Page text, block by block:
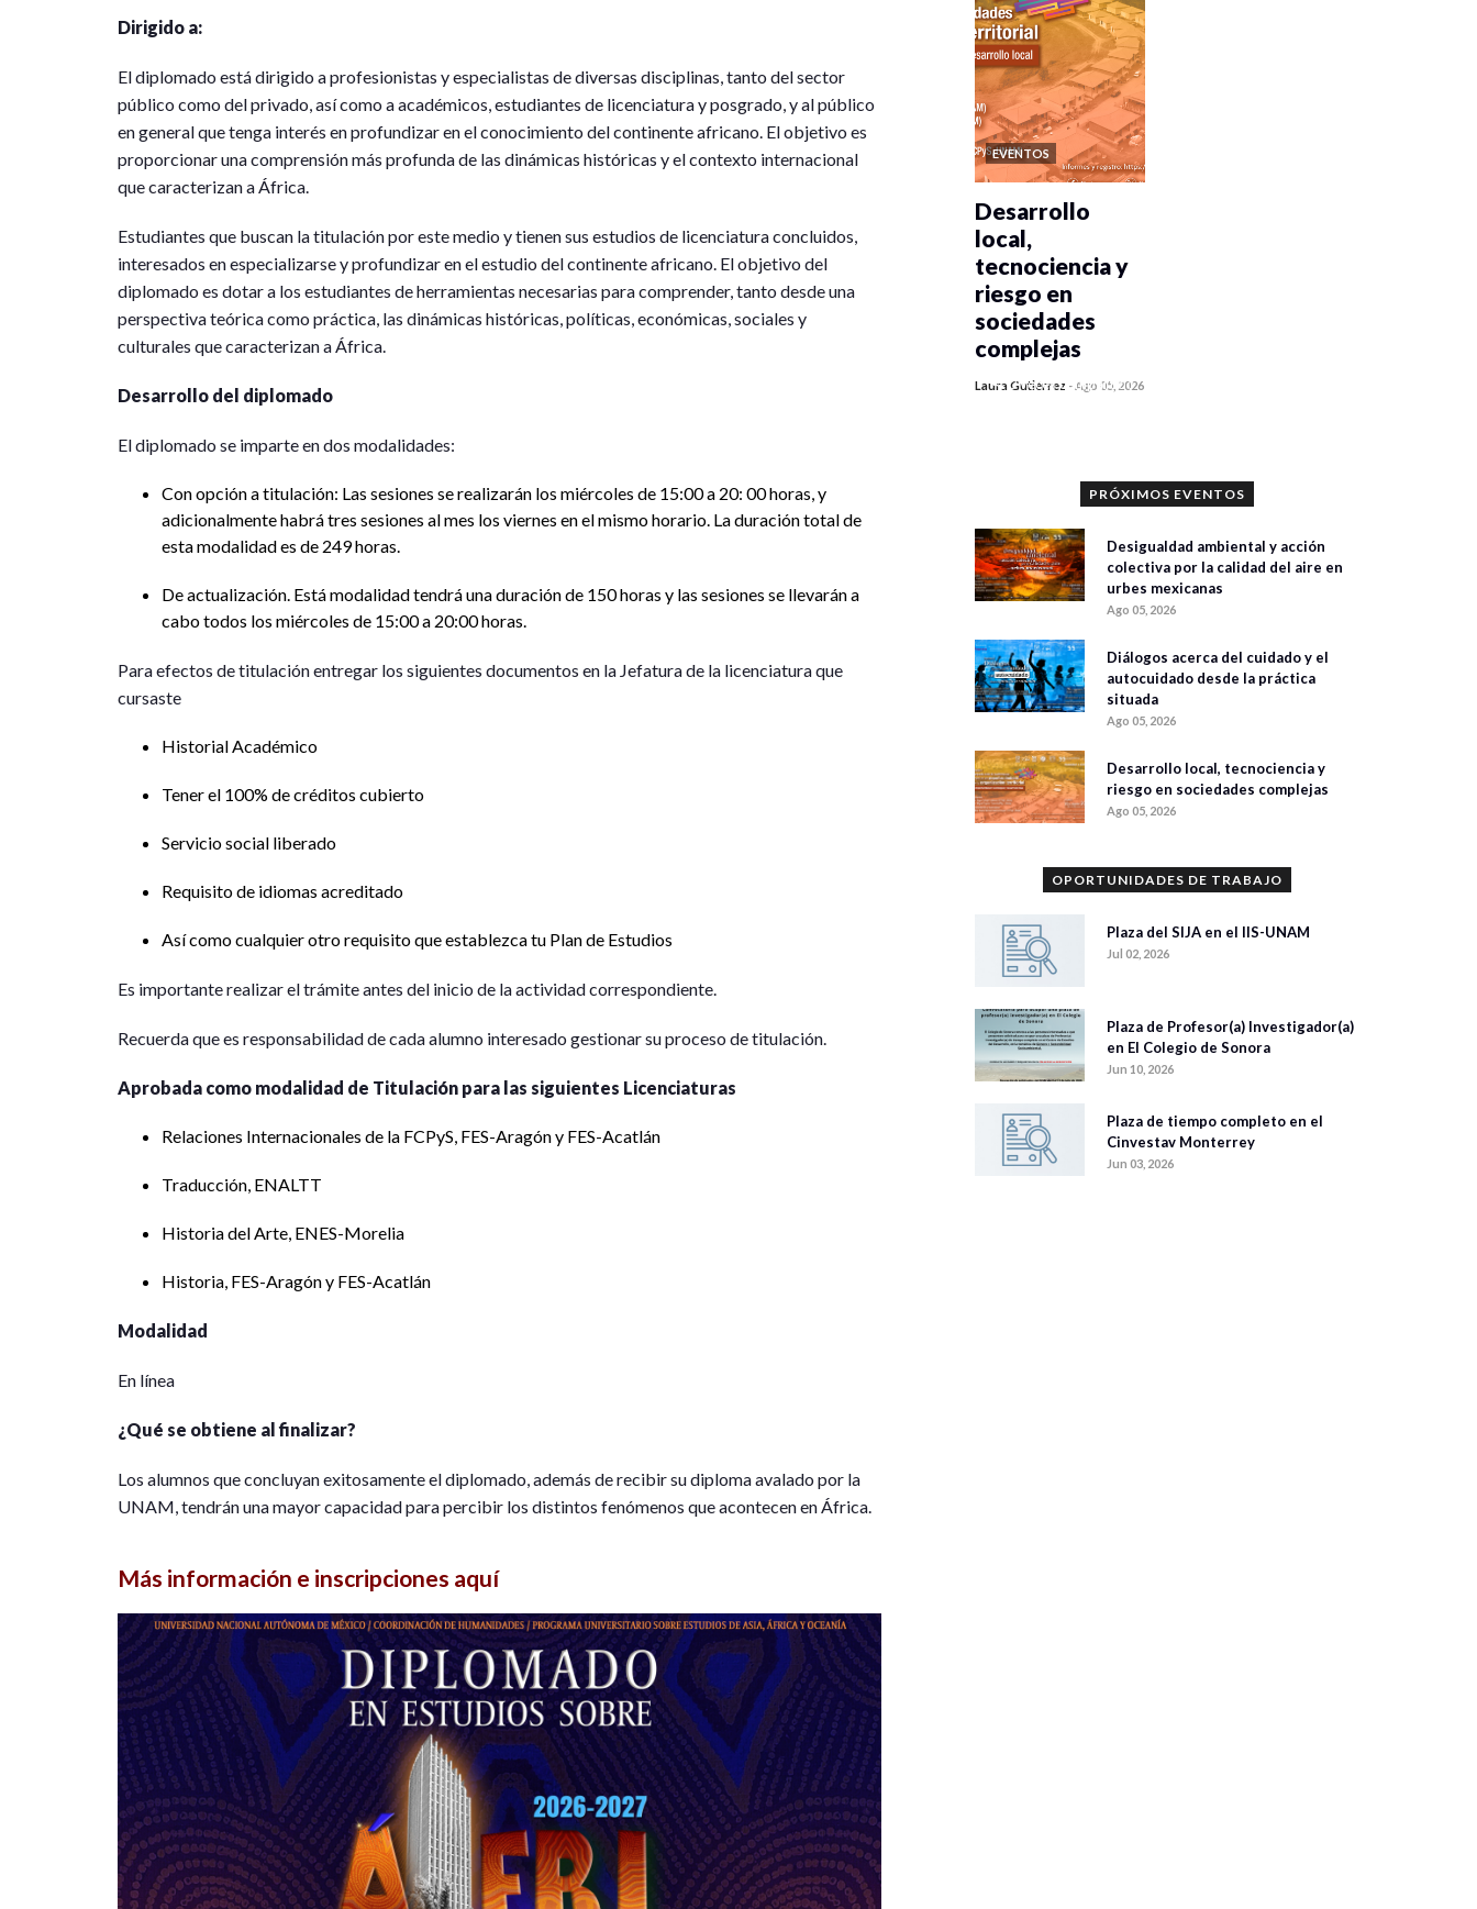
Dirigido a:
El diplomado está dirigido a profesionistas y especialistas de diversas disciplinas, tanto del sector
público como del privado, así como a académicos, estudiantes de licenciatura y posgrado, y al público
en general que tenga interés en profundizar en el conocimiento del continente africano. El objetivo es
proporcionar una comprensión más profunda de las dinámicas históricas y el contexto internacional
que caracterizan a África.
Estudiantes que buscan la titulación por este medio y tienen sus estudios de licenciatura concluidos,
interesados en especializarse y profundizar en el estudio del continente africano. El objetivo del
diplomado es dotar a los estudiantes de herramientas necesarias para comprender, tanto desde una
perspectiva teórica como práctica, las dinámicas históricas, políticas, económicas, sociales y
culturales que caracterizan a África.
Desarrollo del diplomado
El diplomado se imparte en dos modalidades:
Con opción a titulación: Las sesiones se realizarán los miércoles de 15:00 a 20: 00 horas, y
adicionalmente habrá tres sesiones al mes los viernes en el mismo horario. La duración total de
esta modalidad es de 249 horas.
De actualización. Está modalidad tendrá una duración de 150 horas y las sesiones se llevarán a
cabo todos los miércoles de 15:00 a 20:00 horas.
Para efectos de titulación entregar los siguientes documentos en la Jefatura de la licenciatura que
cursaste
Historial Académico
Tener el 100% de créditos cubierto
Servicio social liberado
Requisito de idiomas acreditado
Así como cualquier otro requisito que establezca tu Plan de Estudios
Es importante realizar el trámite antes del inicio de la actividad correspondiente.
Recuerda que es responsabilidad de cada alumno interesado gestionar su proceso de titulación.
Aprobada como modalidad de Titulación para las siguientes Licenciaturas
Relaciones Internacionales de la FCPyS, FES-Aragón y FES-Acatlán
Traducción, ENALTT
Historia del Arte, ENES-Morelia
Historia, FES-Aragón y FES-Acatlán
Modalidad
En línea
¿Qué se obtiene al finalizar?
Los alumnos que concluyan exitosamente el diplomado, además de recibir su diploma avalado por la
UNAM, tendrán una mayor capacidad para percibir los distintos fenómenos que acontecen en África.
Más información e inscripciones aquí
EVENTOS
0 veces compartido
Desarrollo
local,
tecnociencia y
riesgo en
sociedades
complejas
Laura Gutiérrez -Ago 05, 2026
PRÓXIMOS EVENTOS
Desigualdad ambiental y acción
colectiva por la calidad del aire en
urbes mexicanas
Ago 05, 2026
Diálogos acerca del cuidado y el
autocuidado desde la práctica
situada
Ago 05, 2026
Desarrollo local, tecnociencia y
riesgo en sociedades complejas
Ago 05, 2026
OPORTUNIDADES DE TRABAJO
Plaza del SIJA en el IIS-UNAM
Jul 02, 2026
Plaza de Profesor(a) Investigador(a)
en El Colegio de Sonora
Jun 10, 2026
Plaza de tiempo completo en el
Cinvestav Monterrey
Jun 03, 2026